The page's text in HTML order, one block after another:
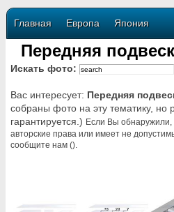
Главная Европа Япония
Передняя
Искать фото:
Вас интересует: Передняя
собраны фото на эту тематику, но
гарантируется.) Если Вы обнаружили,
авторские права или имеет не
сообщите нам ().